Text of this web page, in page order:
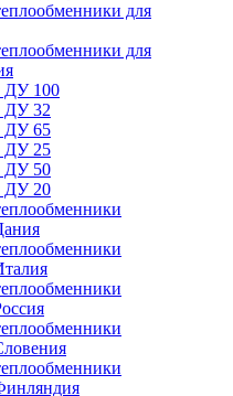
для
для
ДУ 100
ДУ 32
ДУ 65
ДУ 25
ДУ 50
ДУ 20